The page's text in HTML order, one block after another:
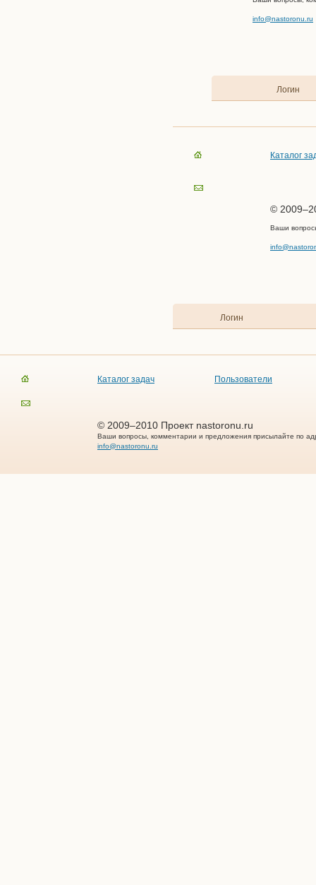
info@nastoronu.ru
Логин
Каталог
©
Ваши
Логин
Каталог задач Пользователи
© 2009–2010 Проект nastoronu.ru
Ваши вопросы, комментарии и предложения присылайте по
info@nastoronu.ru